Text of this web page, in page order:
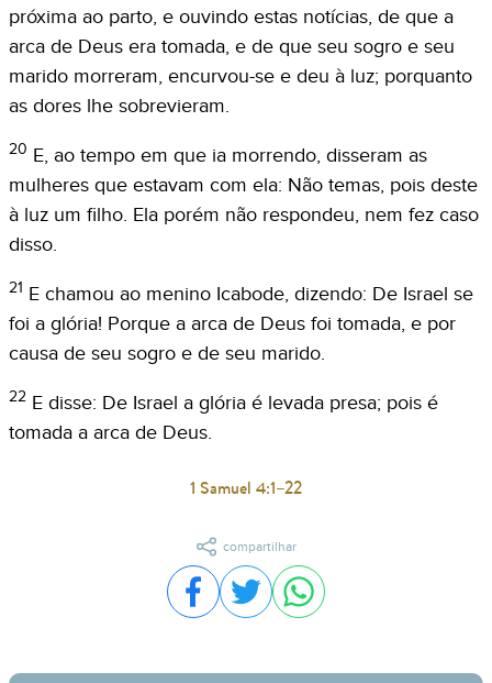
próxima ao parto, e ouvindo estas notícias, de que a
arca de Deus era tomada, e de que seu sogro e seu
marido morreram, encurvou-se e deu à luz; porquanto
as dores lhe sobrevieram.
20 E, ao tempo em que ia morrendo, disseram as
mulheres que estavam com ela: Não temas, pois deste
à luz um filho. Ela porém não respondeu, nem fez caso
disso.
21 E chamou ao menino Icabode, dizendo: De Israel se
foi a glória! Porque a arca de Deus foi tomada, e por
causa de seu sogro e de seu marido.
22 E disse: De Israel a glória é levada presa; pois é
tomada a arca de Deus.
1 Samuel 4:1–22
compartilhar
Compartilhar no Facebook
Compartilhar no Twitter
Compartilhar no